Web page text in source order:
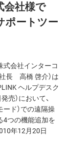
会社様で
ポートツー
式会社インターコ
社長 高橋 啓介）は
ヘルプデスク
売）において、
ド）での遠隔操
4つの機能追加を
年12月20日